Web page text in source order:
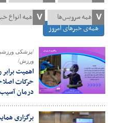
همه‌ی خبرهای امروز
/پزشکی ورزشی
ورزش/
اهمیت
حرکات
درمان
برگزاری